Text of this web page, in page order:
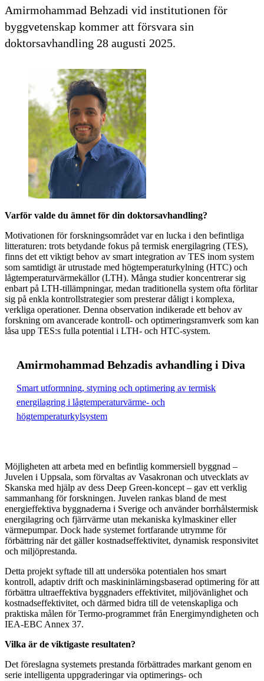
Amirmohammad Behzadi vid institutionen för
byggvetenskap kommer att försvara sin
doktorsavhandling 28 augusti 2025.
Varför valde du ämnet för din doktorsavhandling?
Motivationen för forskningsområdet var en lucka i den befintliga
litteraturen: trots betydande fokus på termisk energilagring (TES),
finns det ett viktigt behov av smart integration av TES inom system
som samtidigt är utrustade med högtemperaturkylning (HTC) och
lågtemperaturvärmekällor (LTH). Många studier koncentrerar sig
enbart på LTH-tillämpningar, medan traditionella system ofta förlitar
sig på enkla kontrollstrategier som presterar dåligt i komplexa,
verkliga operationer. Denna observation indikerade ett behov av
forskning om avancerade kontroll- och optimeringsramverk som kan
låsa upp TES:s fulla potential i LTH- och HTC-system.
Amirmohammad Behzadis avhandling i Diva
Smart utformning, styrning och optimering av termisk
energilagring i lågtemperaturvärme- och
högtemperaturkylsystem
Möjligheten att arbeta med en befintlig kommersiell byggnad –
Juvelen i Uppsala, som förvaltas av Vasakronan och utvecklats av
Skanska med hjälp av dess Deep Green-koncept – gav ett verklig
sammanhang för forskningen. Juvelen rankas bland de mest
energieffektiva byggnaderna i Sverige och använder borrhålstermisk
energilagring och fjärrvärme utan mekaniska kylmaskiner eller
värmepumpar. Dock hade systemet fortfarande utrymme för
förbättring när det gäller kostnadseffektivitet, dynamisk responsivitet
och miljöprestanda.
Detta projekt syftade till att undersöka potentialen hos smart
kontroll, adaptiv drift och maskininlärningsbaserad optimering för att
förbättra ultraeffektiva byggnaders effektivitet, miljövänlighet och
kostnadseffektivitet, och därmed bidra till de vetenskapliga och
praktiska målen för Termo-programmet från Energimyndigheten och
IEA-EBC Annex 37.
Vilka är de viktigaste resultaten?
Det föreslagna systemets prestanda förbättrades markant genom en
serie intelligenta uppgraderingar via optimerings- och